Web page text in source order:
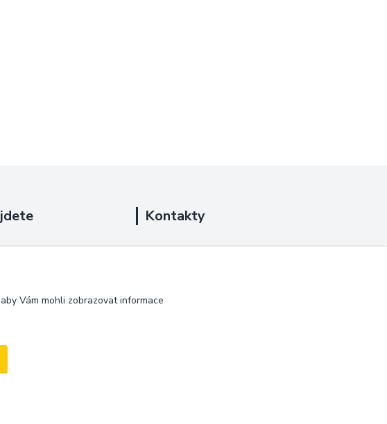
Kontakty
+420 725 889 873
info@duplarna.cz
Vám mohli zobrazovat informace